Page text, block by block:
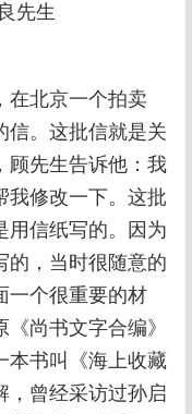
先生
在北京一个拍卖
信。这批信就是关
顾先生告诉他：我
我修改一下。这批
用信纸写的。因为
的，当时很随意的
一个很重要的材
尚书文字合编》
本书叫《海上收藏
，曾经采访过孙启